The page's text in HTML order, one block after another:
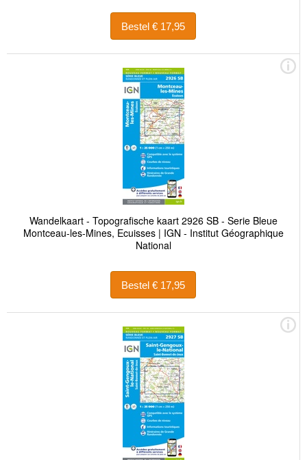
Bestel € 17,95
Wandelkaart - Topografische kaart 2926 SB - Serie Bleue
Montceau-les-Mines, Ecuisses | IGN - Institut Géographique
National
Bestel € 17,95